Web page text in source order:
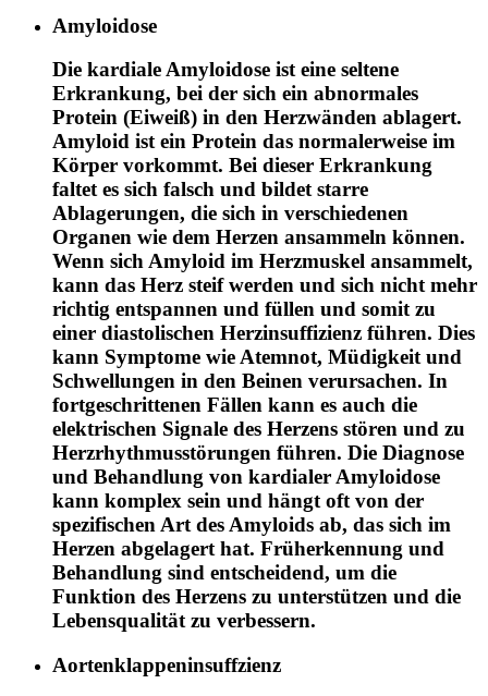
Amyloidose
Die kardiale Amyloidose ist eine seltene
Erkrankung, bei der sich ein abnormales
Protein (Eiweiß) in den Herzwänden ablagert.
Amyloid ist ein Protein das normalerweise im
Körper vorkommt. Bei dieser Erkrankung
faltet es sich falsch und bildet starre
Ablagerungen, die sich in verschiedenen
Organen wie dem Herzen ansammeln können.
Wenn sich Amyloid im Herzmuskel ansammelt,
kann das Herz steif werden und sich nicht mehr
richtig entspannen und füllen und somit zu
einer diastolischen Herzinsuffizienz führen. Dies
kann Symptome wie Atemnot, Müdigkeit und
Schwellungen in den Beinen verursachen. In
fortgeschrittenen Fällen kann es auch die
elektrischen Signale des Herzens stören und zu
Herzrhythmusstörungen führen. Die Diagnose
und Behandlung von kardialer Amyloidose
kann komplex sein und hängt oft von der
spezifischen Art des Amyloids ab, das sich im
Herzen abgelagert hat. Früherkennung und
Behandlung sind entscheidend, um die
Funktion des Herzens zu unterstützen und die
Lebensqualität zu verbessern.
Aortenklappeninsuffzienz